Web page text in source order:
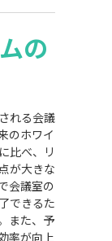
の
れる会議
のホワイ
比べ、リ
が大きな
会議室の
できるた
また、予
率が向上